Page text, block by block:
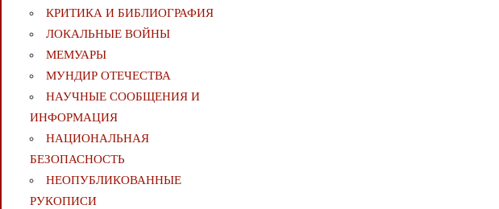
КРИТИКА И БИБЛИОГРАФИЯ
ЛОКАЛЬНЫЕ ВОЙНЫ
МЕМУАРЫ
МУНДИР ОТЕЧЕСТВА
НАУЧНЫЕ СООБЩЕНИЯ И
ИНФОРМАЦИЯ
НАЦИОНАЛЬНАЯ
БЕЗОПАСНОСТЬ
НЕОПУБЛИКОВАННЫЕ
РУКОПИСИ